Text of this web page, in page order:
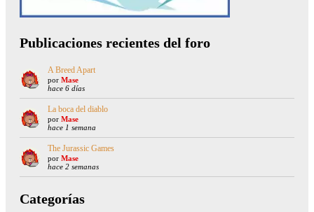
Publicaciones recientes del foro
A Breed Apart
por Mase
hace 6 días
La boca del diablo
por Mase
hace 1 semana
The Jurassic Games
por Mase
hace 2 semanas
Categorías